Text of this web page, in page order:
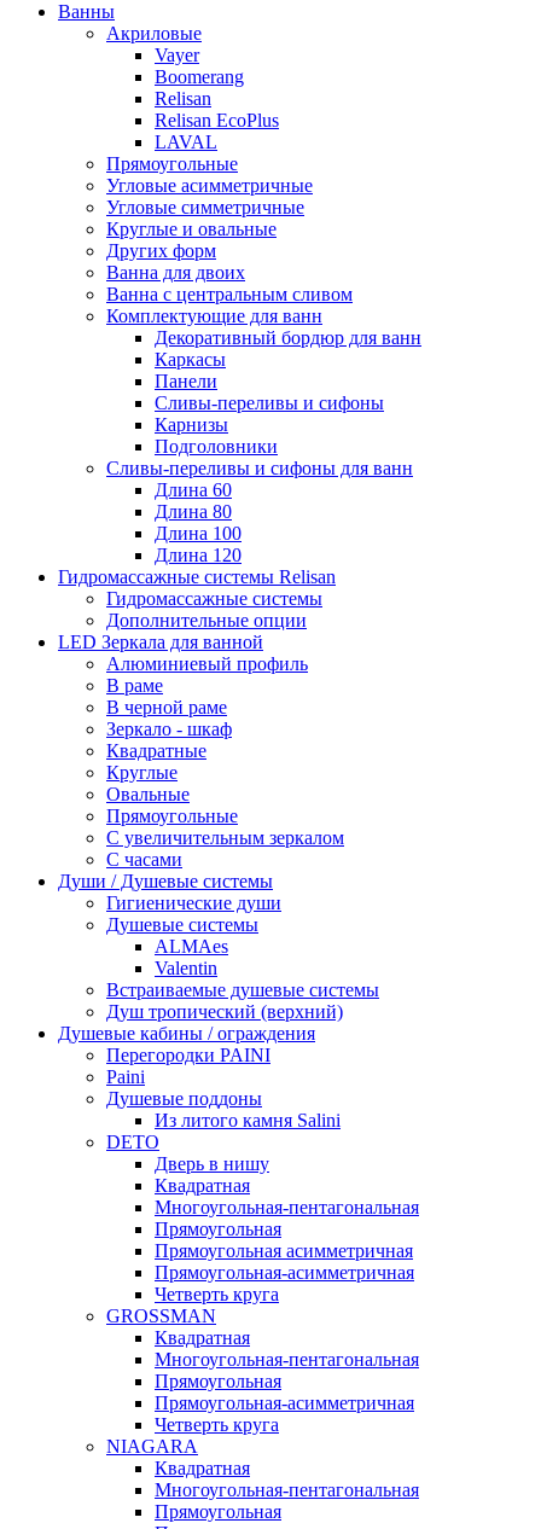
Ванны
Акриловые
Vayer
Boomerang
Relisan
Relisan EcoPlus
LAVAL
Прямоугольные
Угловые асимметричные
Угловые симметричные
Круглые и овальные
Других форм
Ванна для двоих
Ванна с центральным сливом
Комплектующие для ванн
Декоративный бордюр для ванн
Каркасы
Панели
Сливы-переливы и сифоны
Карнизы
Подголовники
Сливы-переливы и сифоны для ванн
Длина 60
Длина 80
Длина 100
Длина 120
Гидромассажные системы Relisan
Гидромассажные системы
Дополнительные опции
LED Зеркала для ванной
Алюминиевый профиль
В раме
В черной раме
Зеркало - шкаф
Квадратные
Круглые
Овальные
Прямоугольные
С увеличительным зеркалом
С часами
Души / Душевые системы
Гигиенические души
Душевые системы
ALMAes
Valentin
Встраиваемые душевые системы
Душ тропический (верхний)
Душевые кабины / ограждения
Перегородки PAINI
Paini
Душевые поддоны
Из литого камня Salini
DETO
Дверь в нишу
Квадратная
Многоугольная-пентагональная
Прямоугольная
Прямоугольная асимметричная
Прямоугольная-асимметричная
Четверть круга
GROSSMAN
Квадратная
Многоугольная-пентагональная
Прямоугольная
Прямоугольная-асимметричная
Четверть круга
NIAGARA
Квадратная
Многоугольная-пентагональная
Прямоугольная